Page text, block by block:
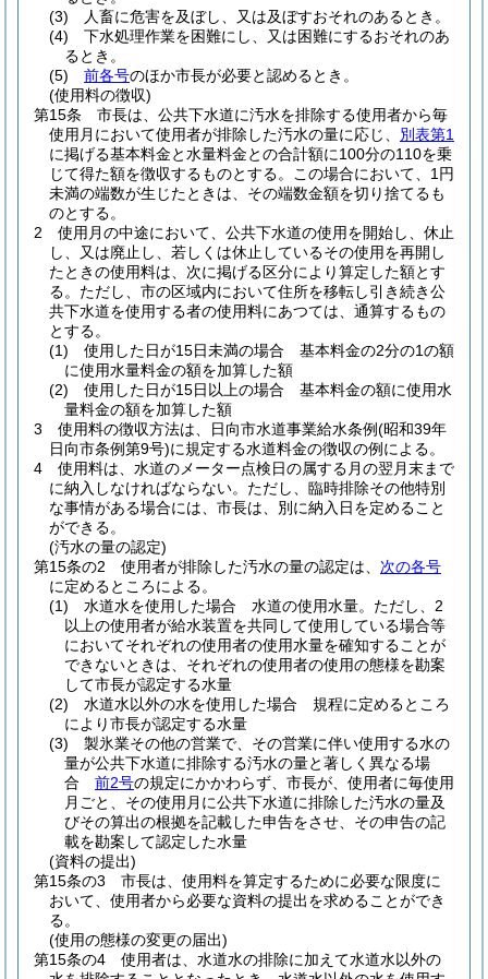
(3)
人畜に危害を及ぼし、又は及ぼすおそれのあるとき。
(4)
下水処理作業を困難にし、又は困難にするおそれのあ
るとき。
(5)
前各号のほか市長が必要と認めるとき。
(使用料の徴収)
第15条
市長は、公共下水道に汚水を排除する使用者から毎
使用月において使用者が排除した汚水の量に応じ、 別表第1
に掲げる基本料金と水量料金との合計額に100分の110を乗
じて得た額を徴収するものとする。
この場合において、1円
未満の端数が生じたときは、その端数金額を切り捨てるも
のとする。
2
使用月の中途において、公共下水道の使用を開始し、休止
し、又は廃止し、若しくは休止しているその使用を再開し
たときの使用料は、次に掲げる区分により算定した額とす
る。 ただし、市の区域内において住所を移転し引き続き公
共下水道を使用する者の使用料にあつては、通算するもの
とする。
(1)
使用した日が15日未満の場合 基本料金の2分の1の額
に使用水量料金の額を加算した額
(2)
使用した日が15日以上の場合 基本料金の額に使用水
量料金の額を加算した額
3
使用料の徴収方法は、日向市水道事業給水条例(昭和39年
日向市条例第9号)に規定する水道料金の徴収の例による。
4
使用料は、水道のメーター点検日の属する月の翌月末まで
に納入しなければならない。 ただし、臨時排除その他特別
な事情がある場合には、市長は、別に納入日を定めること
ができる。
(汚水の量の認定)
第15条の2
使用者が排除した汚水の量の認定は、 次の各号
に定めるところによる。
(1)
水道水を使用した場合 水道の使用水量。 ただし、2
以上の使用者が給水装置を共同して使用している場合等
においてそれぞれの使用者の使用水量を確知することが
できないときは、それぞれの使用者の使用の態様を勘案
して市長が認定する水量
(2)
水道水以外の水を使用した場合 規程に定めるところ
により市長が認定する水量
(3)
製氷業その他の営業で、その営業に伴い使用する水の
量が公共下水道に排除する汚水の量と著しく異なる場
合 前2号の規定にかかわらず、市長が、使用者に毎使用
月ごと、その使用月に公共下水道に排除した汚水の量及
びその算出の根拠を記載した申告をさせ、その申告の記
載を勘案して認定した水量
(資料の提出)
第15条の3
市長は、使用料を算定するために必要な限度に
おいて、使用者から必要な資料の提出を求めることができ
る。
(使用の態様の変更の届出)
第15条の4
使用者は、水道水の排除に加えて水道水以外の